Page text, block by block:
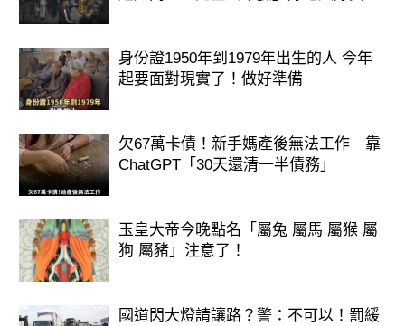
態造成長期影響。
有些東西，一旦進入自然，就不再只是
「一隻寵物」那麼簡單。
身份證1950年到1979年出生的人 今年
起要面對現實了！做好準備
欠67萬卡債！新手媽產後無法工作 靠
ChatGPT「30天還清一半債務」
玉皇大帝今晚點名「屬兔 屬馬 屬猴 屬
狗 屬豬」注意了！
國道閃大燈請讓路？警：不可以！罰緩